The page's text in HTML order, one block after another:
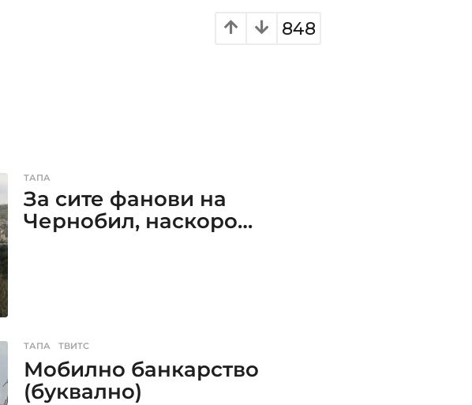
848
ТАПА
За сите фанови на
Чернобил, наскоро…
ТАПА ,ТВИТС
Мобилно банкарство
(буквално)